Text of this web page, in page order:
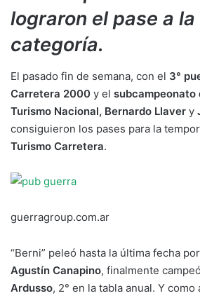
lograron el pase a
categoría.
El pasado fin de semana, con el 3°
Carretera 2000 y el subcampeonato
Turismo Nacional, Bernardo Llaver y
consiguieron los pases para la
Turismo Carretera.
guerragroup.com.ar
“Berni” peleó hasta la última fecha
Agustín Canapino, finalmente
Ardusso, 2° en la tabla anual. Y